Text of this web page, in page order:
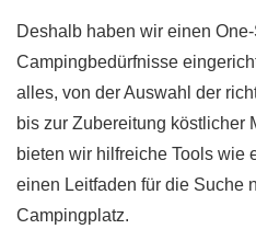
Deshalb haben wir einen
Campingbedürfnisse
alles, von der Auswahl der
bis zur Zubereitung köstlicher
bieten wir hilfreiche Tools wie
einen Leitfaden für die Suche
Campingplatz.